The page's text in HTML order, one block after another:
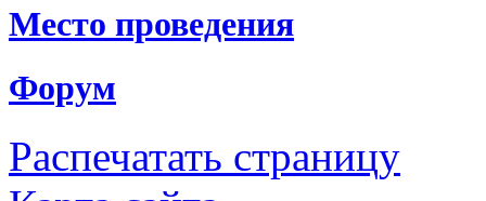
Место проведения
Форум
Распечатать страницу